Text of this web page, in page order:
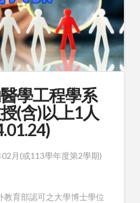
學工程學系
(含)以上1人
月(或113學年度第2學期)
教育部認可之大學博士學位